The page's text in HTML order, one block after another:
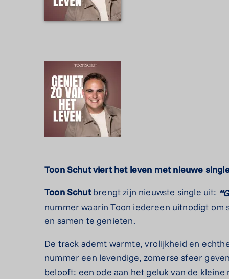
Toon Schut viert het leven met nieuwe
ToonSchut brengt zijn nieuwste single uit:
nummer waarin Toon iedereen uitnodigt
en samen te genieten.
De track ademt warmte, vrolijkheid en
nummer een levendige, zomerse sfeer
belooft: een ode aan het geluk van de